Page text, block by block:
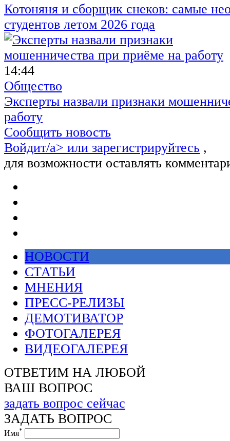
Котоняня и сборщик снеков: самые
студентов летом 2026 года
14:44
Общество
Эксперты назвали признаки
работу
Сообщить новость
Войдит/a> или зарегистрируйтесь ,
для возможности оставлять
НОВОСТИ
СТАТЬИ
МНЕНИЯ
ПРЕСС-РЕЛИЗЫ
ДЕМОТИВАТОР
ФОТОГАЛЕРЕЯ
ВИДЕОГАЛЕРЕЯ
ОТВЕТИМ НА ЛЮБОЙ
ВАШ ВОПРОС
задать вопрос сейчас
ЗАДАТЬ ВОПРОС
Имя*